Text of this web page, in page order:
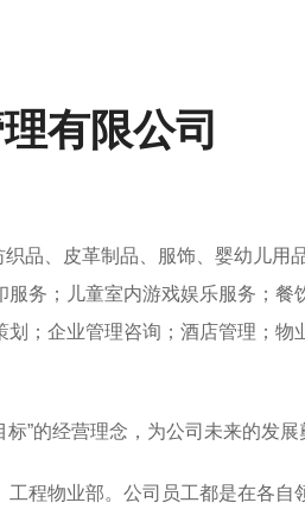
有限公司
品、皮革制品、服饰、婴幼儿用
务；儿童室内游戏娱乐服务；餐
；企业管理咨询；酒店管理；物
”的经营理念，为公司未来的发展
程物业部。公司员工都是在各自